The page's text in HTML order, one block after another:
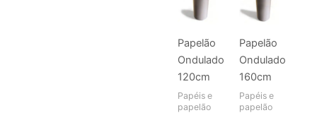
Papelão
Ondulado
120cm
Papéis e
papelão
Papelão
Ondulado
160cm
Papéis e
papelão